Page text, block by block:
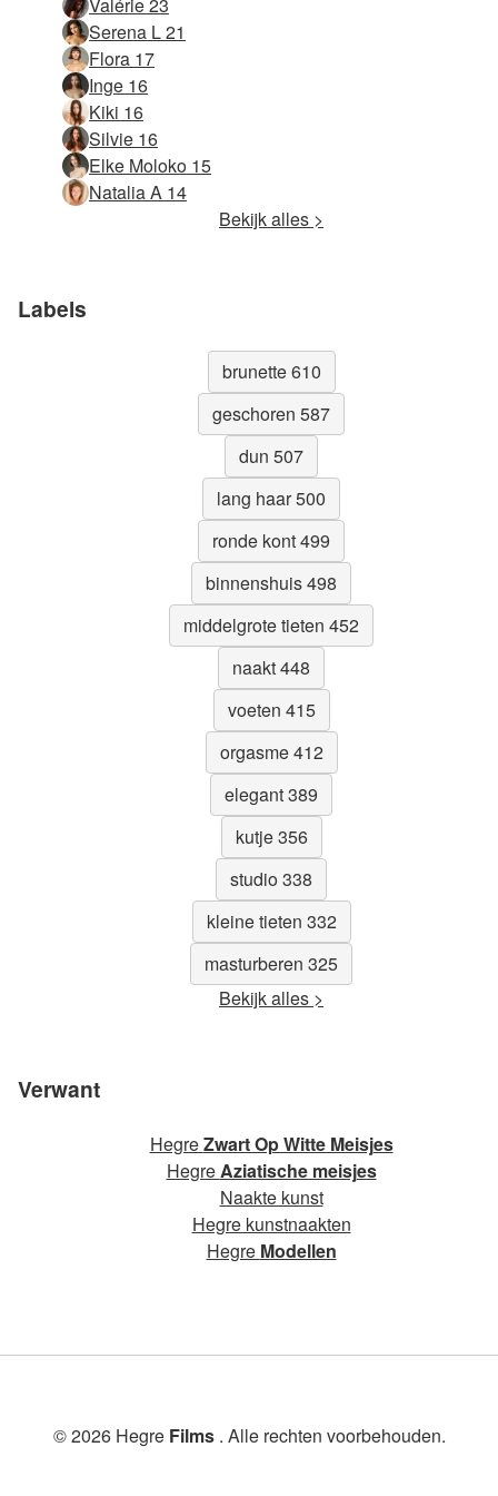
Serena L 21
Flora 17
Inge 16
Kiki 16
Silvie 16
Elke Moloko 15
Natalia A 14
Bekijk alles >
Labels
brunette 610
geschoren 587
dun 507
lang haar 500
ronde kont 499
binnenshuis 498
middelgrote tieten 452
naakt 448
voeten 415
orgasme 412
elegant 389
kutje 356
studio 338
kleine tieten 332
masturberen 325
Bekijk alles >
Verwant
HegreZwart Op Witte Meisjes
HegreAziatische meisjes
Naakte kunst
Hegre kunstnaakten
Hegre Modellen
© 2026 Hegre Films. Alle rechten voorbehouden.